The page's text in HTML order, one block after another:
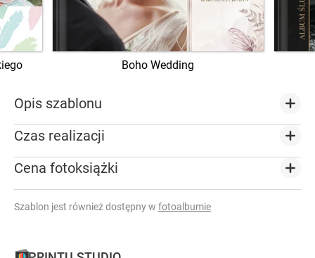
Boho Wedding
Opis szablonu
Czas realizacji
Cena fotoksiążki
Szablon jest również dostępny w fotoalbumie